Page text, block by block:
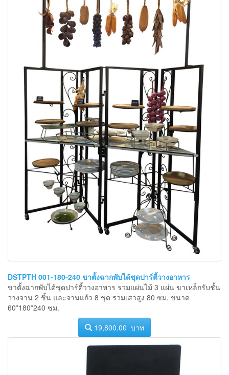
DSTPTH 001-180-240 ขาตั้งฉากพับได้ชุดปาร์ตี้วางอาหาร
ขาตั้งฉากพับได้ชุดปาร์ตี้วางอาหาร รวมแผ่นไม้ 3 แผ่น ขาเหล็กรับชั้น
วางจาน 2 ชิ้น และจานแก้ว 8 ชุด รวมเสาสูง 80 ซม. ขนาด
60*180*240 ซม.
19,800.00 บาท